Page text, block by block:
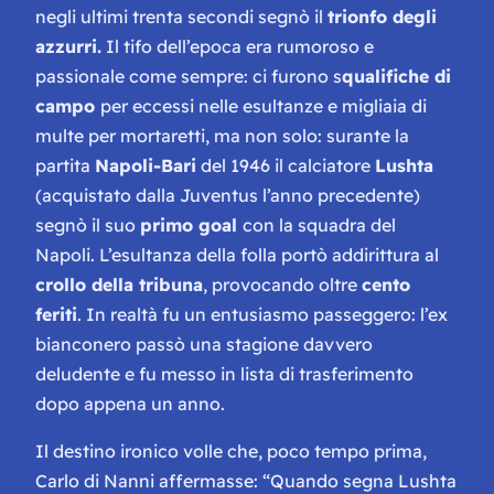
negli ultimi trenta secondi segnò il trionfo degli
azzurri. Il tifo dell’epoca era rumoroso e
passionale come sempre: ci furono squalifiche di
campo per eccessi nelle esultanze e migliaia di
multe per mortaretti, ma non solo: surante la
partita Napoli-Bari del 1946 il calciatore Lushta
(acquistato dalla Juventus l’anno precedente)
segnò il suo primo goal con la squadra del
Napoli. L’esultanza della folla portò addirittura al
crollo della tribuna, provocando oltre cento
feriti. In realtà fu un entusiasmo passeggero: l’ex
bianconero passò una stagione davvero
deludente e fu messo in lista di trasferimento
dopo appena un anno.
Il destino ironico volle che, poco tempo prima,
Carlo di Nanni affermasse: “Quando segna Lushta